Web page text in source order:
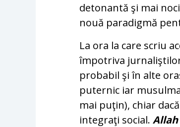
detonantă şi mai
nouă paradigmă
La ora la care scriu
împotriva jurnaliştilor
probabil şi în alte
puternic iar
mai puţin), chiar
integraţi social.